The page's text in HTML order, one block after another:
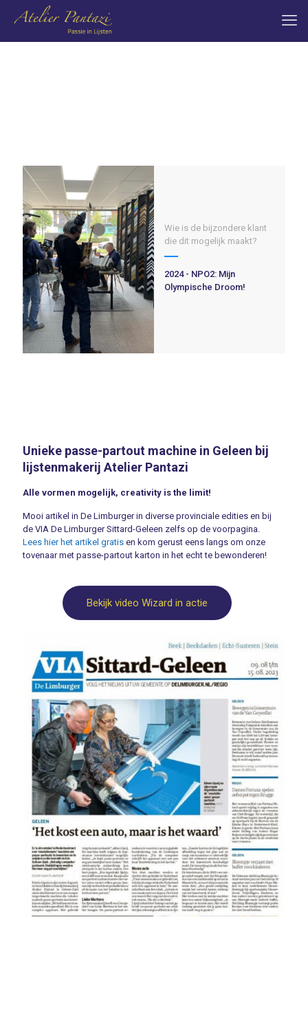
Wie is de bijzondere klant
die dit mogelijk maakt?
2024 - NPO2: Mijn
Olympische Droom!
Unieke passe-partout machine in Geleen bij
lijstenmakerij Atelier Pantazi
Alle vormen mogelijk, creativity is the limit!
Mooi artikel in De Limburger in diverse provinciale edities en bij
de VIA De Limburger Sittard-Geleen zelfs op de voorpagina.
Lees hier het artikel gratis en kom gerust eens langs om onze
tovenaar met passe-partout karton in het echt te bewonderen!
Bekijk video Wizard in actie